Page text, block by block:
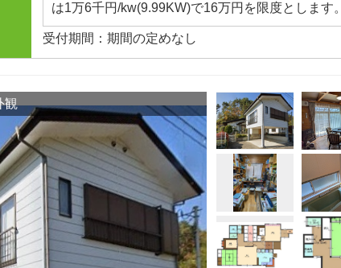
入、外構工事など
は1万6千円/kw(9.99KW)で16万円を限度とします。
受付期間：期間の定めなし
観